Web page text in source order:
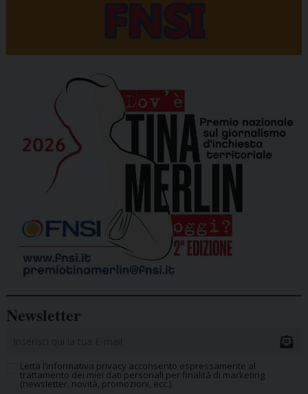
Newsletter
Letta l’informativa privacy acconsento espressamente al
trattamento dei miei dati personali per finalità di marketing
(newsletter, novità, promozioni, ecc.).